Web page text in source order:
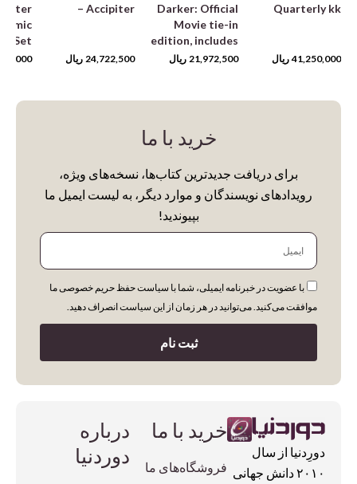
Quarterly kk
41,250,000 ریال
Darker: Official
Movie tie-in
edition, includes
bonus material
21,972,500 ریال
– Accipiter
24,722,500 ریال
Set
خرید با ما
برای دریافت جدیدترین کتاب‌ها، نسخه‌های ویژه،
رویدادهای نویسندگان و موارد دیگر، به لیست ایمیل ما
بپیوندید!
ایمیل
با عضویت در خبرنامه ایمیلی، شما با سیاست حفظ حریم خصوصی ما
موافقت می‌کنید. می‌توانید در هر زمان از این سیاست انصراف دهید.
ثبت نام
دورِدنیا از سال
۲۰۱۰ دانش جهانی
خرید با ما
فروشگاه‌های ما
درباره
دوردنیا